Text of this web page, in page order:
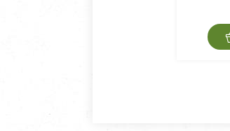
手抄稿進行退
若未保持原包